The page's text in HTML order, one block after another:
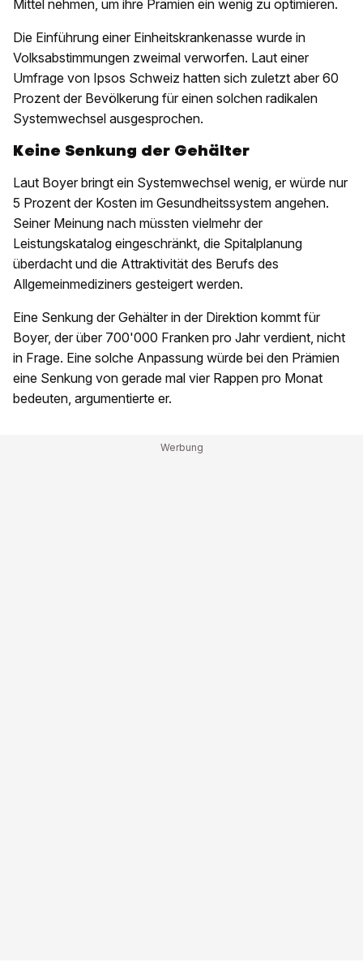
Mittel nehmen, um ihre Prämien ein wenig zu optimieren.
Die Einführung einer Einheitskrankenasse wurde in
Volksabstimmungen zweimal verworfen. Laut einer
Umfrage von Ipsos Schweiz hatten sich zuletzt aber 60
Prozent der Bevölkerung für einen solchen radikalen
Systemwechsel ausgesprochen.
Keine Senkung der Gehälter
Laut Boyer bringt ein Systemwechsel wenig, er würde nur
5 Prozent der Kosten im Gesundheitssystem angehen.
Seiner Meinung nach müssten vielmehr der
Leistungskatalog eingeschränkt, die Spitalplanung
überdacht und die Attraktivität des Berufs des
Allgemeinmediziners gesteigert werden.
Eine Senkung der Gehälter in der Direktion kommt für
Boyer, der über 700'000 Franken pro Jahr verdient, nicht
in Frage. Eine solche Anpassung würde bei den Prämien
eine Senkung von gerade mal vier Rappen pro Monat
bedeuten, argumentierte er.